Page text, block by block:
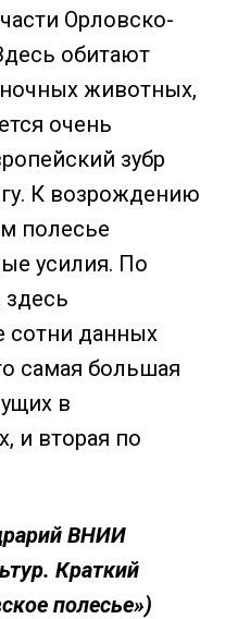
Орловско-
обитают
животных,
очень
зубр
К возрождению
полесье
усилия. По
здесь
сотни данных
самая большая
в
и вторая по
ВНИИ
Краткий
полесье»)